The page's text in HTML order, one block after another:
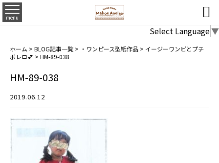
menu 
Select Language▼
ホーム > BLOG記事一覧 > ・ワンピース型紙作品 > イージーワンピとプチ
ボレロ💕 > HM-89-038
HM-89-038
2019.06.12